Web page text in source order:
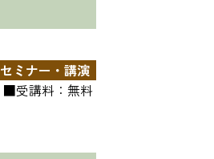
セミナー・講演
■受講料：無料